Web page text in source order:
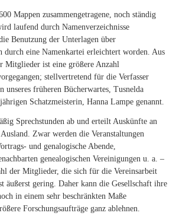
Mappen zusammengetragene, noch ständig
laufend durch Namenverzeichnisse
Benutzung der Unterlagen über
durch eine Namenkartei erleichtert worden. Aus
Mitglieder ist eine größere Anzahl
stellvertretend für die Verfasser
unseres früheren Bücherwartes, Tusnelda
Schatzmeisterin, Hanna Lampe genannt.
Sprechstunden ab und erteilt Auskünfte an
Zwar werden die Veranstaltungen
und genalogische Abende,
genealogischen Vereinigungen u. a. –
der Mitglieder, die sich für die Vereinsarbeit
äußerst gering. Daher kann die Gesellschaft ihre
in einem sehr beschränkten Maße
Forschungsaufträge ganz ablehnen.